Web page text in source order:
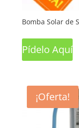
Bomba Solar de
Pídelo Aquí
¡Oferta!